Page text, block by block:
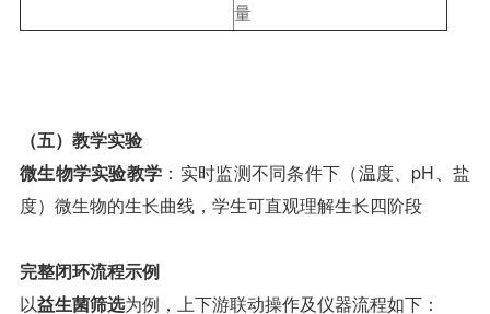
量
（五）教学实验
微生物学实验教学 ：实时监测不同条件下（温度、pH、盐
度）微生物的生长曲线，学生可直观理解生长四阶段
完整闭环流程示例
以益生菌筛选为例，上下游联动操作及仪器流程如下：